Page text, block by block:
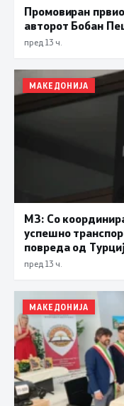
Промовиран
авторот Бобан
пред 13 ч.
МАКЕДОНИЈА
МЗ: Со
успешно
повреда од
пред 13 ч.
МАКЕДОНИЈА